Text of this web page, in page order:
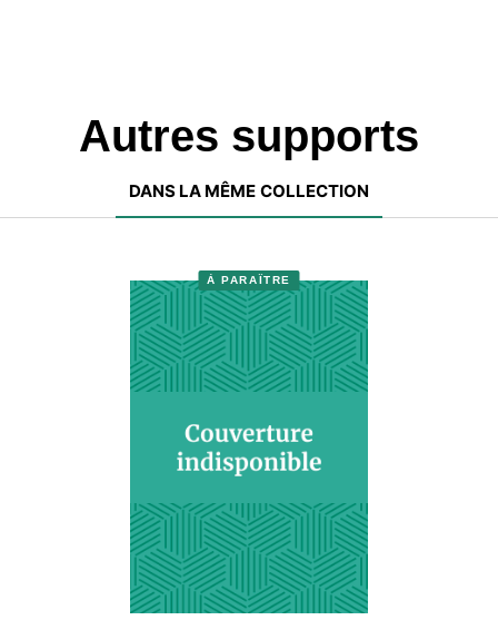
Autres supports
DANS LA MÊME COLLECTION
À PARAÎTRE